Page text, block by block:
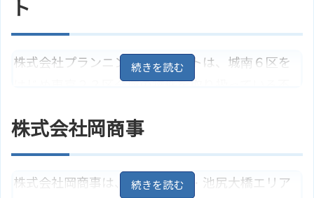
ホームページ
取のほか、不動産の売却・運用・相続などの相談
東京都目黒区目黒1丁目4－16
ＧＭ住販株式会社のサイトはこち
ら
ト
株式会社プランニングエステートは、城南６区を
はじめ東京２３区全域の物件を取り扱っている不
を叶える架け橋になりたいと願い、宅地・マンシ
ョン・戸建の売買を主に行っています。また、住
宅の建築設計やリフォーム、不動産の買取にも対
株式会社岡商事
株式会社岡商事は、目黒区駒場・池尻大橋エリア